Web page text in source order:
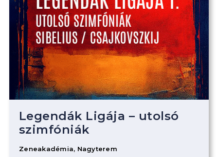
Legendák Ligája – utolsó
szimfóniák
Zeneakadémia, Nagyterem